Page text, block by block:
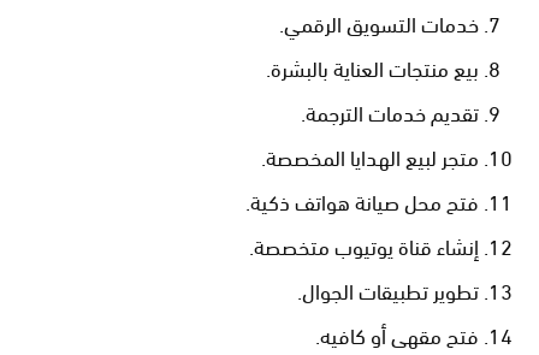
خدمات التسويق الرقمي.
بيع منتجات العناية بالبشرة.
تقديم خدمات الترجمة.
متجر لبيع الهدايا المخصصة.
فتح محل صيانة هواتف ذكية.
إنشاء قناة يوتيوب متخصصة.
تطوير تطبيقات الجوال.
فتح مقهى أو كافيه.